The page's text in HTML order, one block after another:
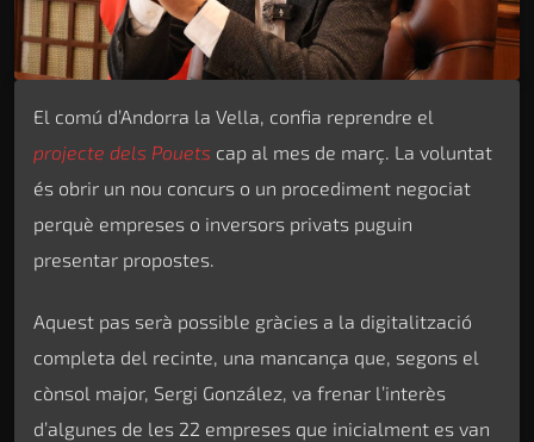
El comú d’Andorra la Vella, confia reprendre el
projecte dels Pouets cap al mes de març. La voluntat
és obrir un nou concurs o un procediment negociat
perquè empreses o inversors privats puguin
presentar propostes.
Aquest pas serà possible gràcies a la digitalització
completa del recinte, una mancança que, segons el
cònsol major, Sergi González, va frenar l’interès
d’algunes de les 22 empreses que inicialment es van